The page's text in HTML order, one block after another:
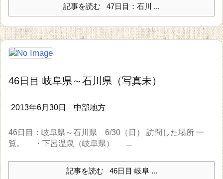
記事を読む 47日目：石川 ...
46日目 岐阜県～石川県（写真未）
2013年6月30日 中部地方
46日目：岐阜県～石川県 6/30（日） 訪問した場所 一
覧。 ・下呂温泉（岐阜県） ...
記事を読む 46日目 岐阜 ...